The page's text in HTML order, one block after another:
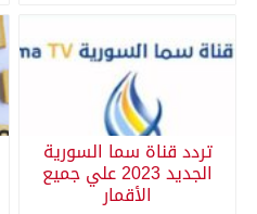
تردد قناة سما السورية
الجديد 2023 علي جميع
الأقمار